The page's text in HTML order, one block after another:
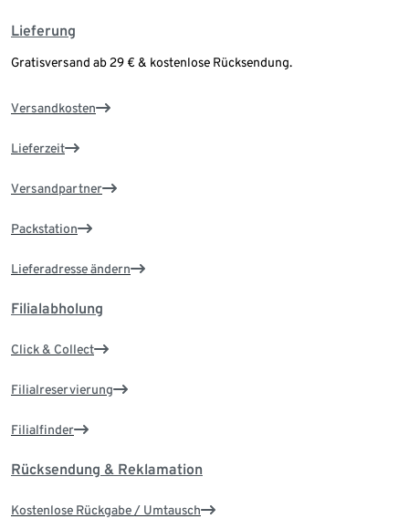
Lieferung
Gratisversand ab 29 € & kostenlose Rücksendung.
Versandkosten
Lieferzeit
Versandpartner
Packstation
Lieferadresse ändern
Filialabholung
Click & Collect
Filialreservierung
Filialfinder
Rücksendung & Reklamation
Kostenlose Rückgabe / Umtausch